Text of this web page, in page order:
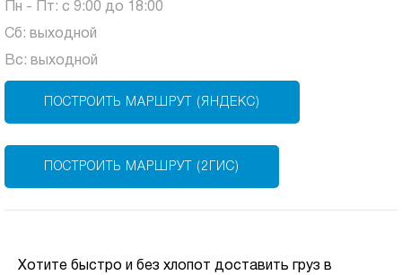
Пн - Пт: с 9:00 до 18:00
Сб: выходной
Вс: выходной
ПОСТРОИТЬ МАРШРУТ (ЯНДЕКС)
ПОСТРОИТЬ МАРШРУТ (2ГИС)
Хотите быстро и без хлопот доставить груз в